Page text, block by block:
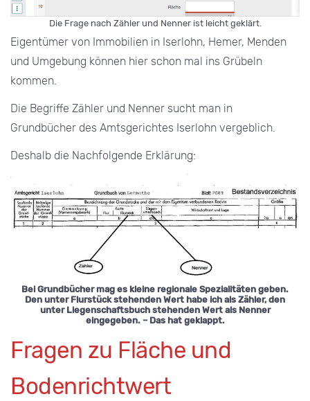
Die Frage nach Zähler und Nenner ist leicht geklärt.
Eigentümer von Immobilien in Iserlohn, Hemer, Menden
und Umgebung können hier schon mal ins Grübeln
kommen.
Die Begriffe Zähler und Nenner sucht man in
Grundbücher des Amtsgerichtes Iserlohn vergeblich.
Deshalb die Nachfolgende Erklärung:
Bei Grundbücher mag es kleine regionale Spezialitäten geben.
Den unter Flurstück stehenden Wert habe ich als Zähler, den
unter Liegenschaftsbuch stehenden Wert als Nenner
eingegeben. – Das hat geklappt.
Fragen zu Fläche und
Bodenrichtwert